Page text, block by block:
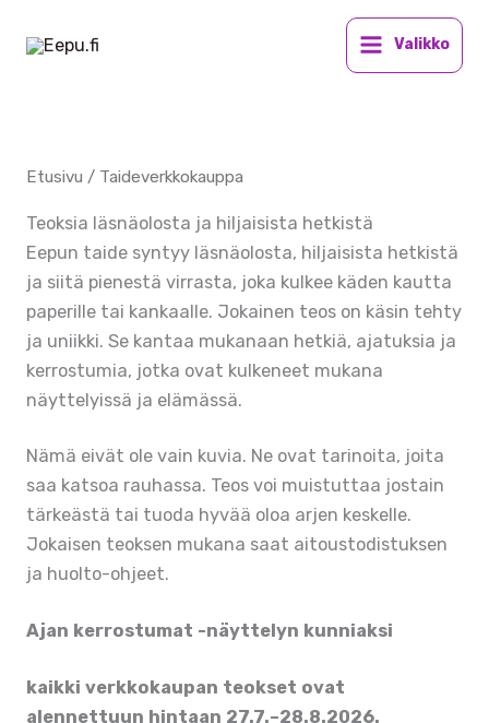
sisältöön
Valikko
Etusivu / Taideverkkokauppa
Teoksia läsnäolosta ja hiljaisista hetkistä
Eepun taide syntyy läsnäolosta, hiljaisista hetkistä
ja siitä pienestä virrasta, joka kulkee käden kautta
paperille tai kankaalle. Jokainen teos on käsin tehty
ja uniikki. Se kantaa mukanaan hetkiä, ajatuksia ja
kerrostumia, jotka ovat kulkeneet mukana
näyttelyissä ja elämässä.
Nämä eivät ole vain kuvia. Ne ovat tarinoita, joita
saa katsoa rauhassa. Teos voi muistuttaa jostain
tärkeästä tai tuoda hyvää oloa arjen keskelle.
Jokaisen teoksen mukana saat aitoustodistuksen
ja huolto-ohjeet.
Ajan kerrostumat -näyttelyn kunniaksi
kaikki verkkokaupan teokset ovat
alennettuun hintaan 27.7.–28.8.2026.